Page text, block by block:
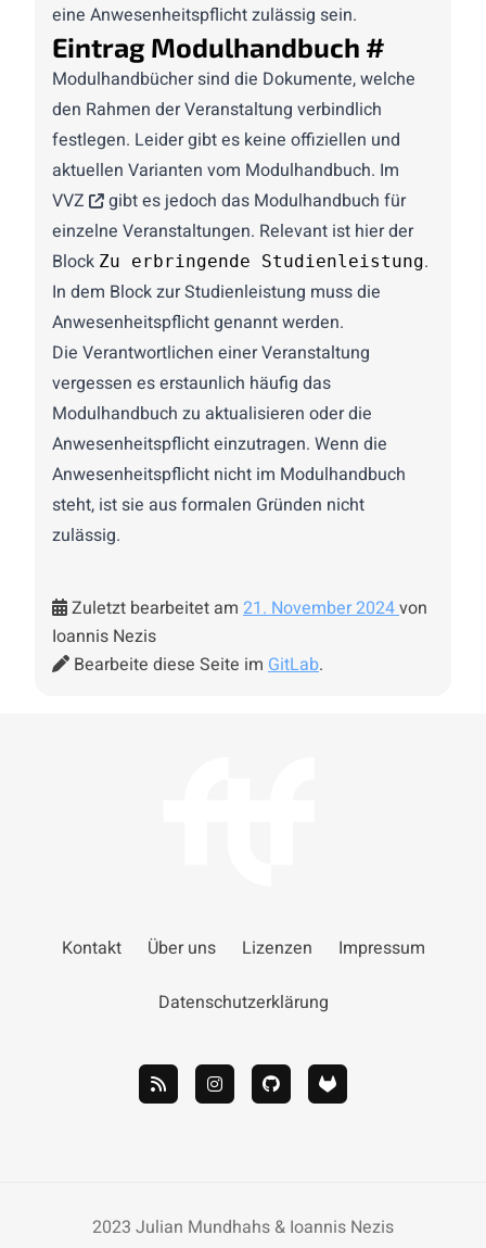
eine Anwesenheitspflicht zulässig sein.
Eintrag Modulhandbuch #
Modulhandbüchersind die Dokumente, welche
den Rahmen der Veranstaltung verbindlich
festlegen. Leider gibt es keine offiziellen und
aktuellen Varianten vom Modulhandbuch. Im
VVZ
gibt es jedoch das Modulhandbuch für
einzelne Veranstaltungen. Relevant ist hier der
Block Zu erbringende Studienleistung.
In dem Block zur Studienleistung muss die
Anwesenheitspflicht genannt werden.
Die Verantwortlichen einer Veranstaltung
vergessen es erstaunlich häufig das
Modulhandbuch zu aktualisieren oder die
Anwesenheitspflicht einzutragen. Wenn die
Anwesenheitspflicht nicht im Modulhandbuch
steht, ist sie aus formalen Gründen nicht
zulässig.
Zuletzt bearbeitet am 21. November 2024von
Ioannis Nezis
Bearbeite diese Seite im GitLab.
Kontakt Über uns Lizenzen Impressum
Datenschutzerklärung
2023 Julian Mundhahs & Ioannis Nezis